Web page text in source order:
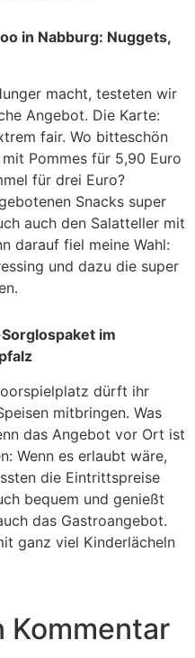
in Nabburg: Nuggets,
macht, testeten wir
Angebot. Die Karte:
fair. Wo bitteschön
Pommes für 5,90 Euro
für drei Euro?
Snacks super
auch den Salatteller mit
darauf fiel meine Wahl:
und dazu die super
im
dürft ihr
mitbringen. Was
das Angebot vor Ort ist
Wenn es erlaubt wäre,
die Eintrittspreise
bequem und genießt
das Gastroangebot.
ganz viel Kinderlächeln
Kommentar